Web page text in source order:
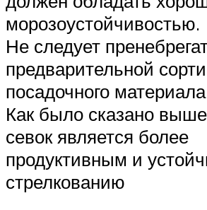
морозоустойчивостью.
Не следует
предварительной
посадочного
Как было сказано
севок является более
продуктивным и
стрелкованию